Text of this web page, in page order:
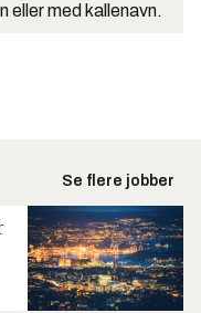
eller med kallenavn.
Se flere jobber